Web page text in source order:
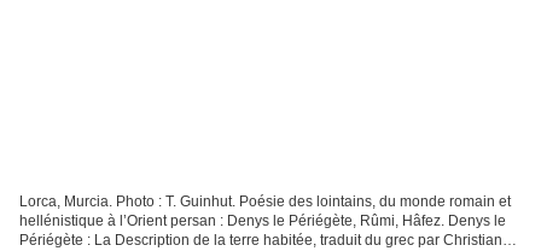
Lorca, Murcia. Photo : T. Guinhut. Poésie des lointains, du monde romain et
hellénistique à l’Orient persan : Denys le Périégète, Rûmi, Hâfez. Denys le
Périégète : La Description de la terre habitée, traduit du grec par Christian